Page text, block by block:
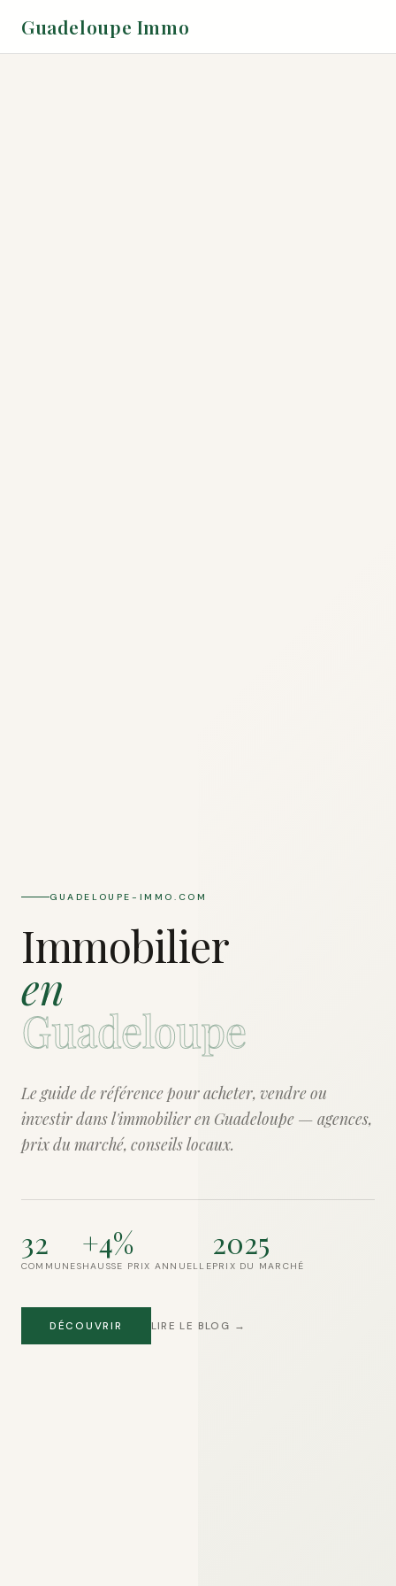
Guadeloupe Immo
GUADELOUPE-IMMO.COM
Immobilier
en
Guadeloupe
Le guide de référence pour acheter, vendre ou
investir dans l'immobilier en Guadeloupe — agences,
prix du marché, conseils locaux.
32
COMMUNES
+4%
HAUSSE PRIX ANNUELLE
2025
PRIX DU MARCHÉ
DÉCOUVRIR LIRE LE BLOG →